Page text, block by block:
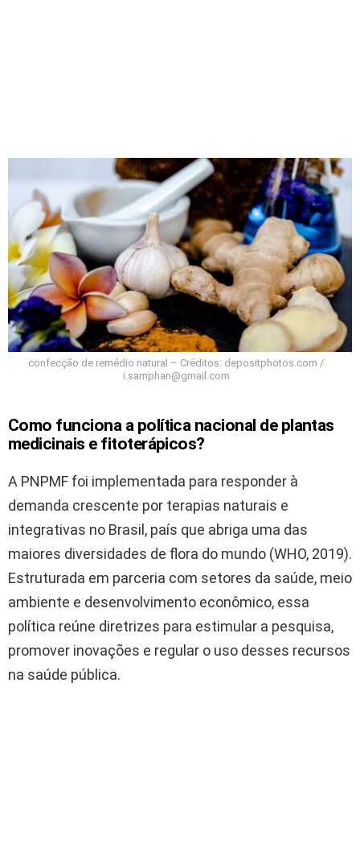
confecção de remédio natural – Créditos: depositphotos.com /
i.samphan@gmail.com
Como funciona a política nacional de plantas
medicinais e fitoterápicos?
A PNPMF foi implementada para responder à
demanda crescente por terapias naturais e
integrativas no Brasil, país que abriga uma das
maiores diversidades de flora do mundo (WHO, 2019).
Estruturada em parceria com setores da saúde, meio
ambiente e desenvolvimento econômico, essa
política reúne diretrizes para estimular a pesquisa,
promover inovações e regular o uso desses recursos
na saúde pública.